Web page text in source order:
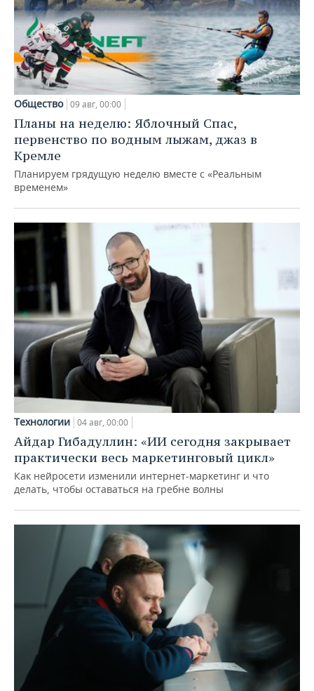
Общество 09 авг, 00:00
Планы на неделю: Яблочный Спас,
первенство по водным лыжам, джаз в
Кремле
Планируем грядущую неделю вместе с «Реальным
временем»
Технологии 04 авг, 00:00
Айдар Гибадуллин: «ИИ сегодня закрывает
практически весь маркетинговый цикл»
Как нейросети изменили интернет-маркетинг и что
делать, чтобы оставаться на гребне волны